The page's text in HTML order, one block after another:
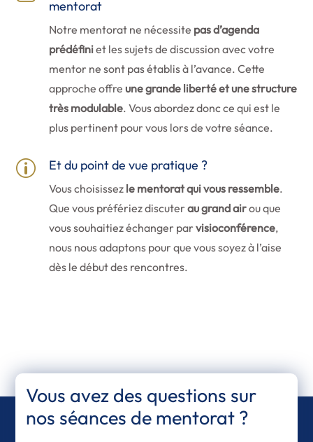
mentorat
Notre mentorat ne nécessite pas d’agenda
prédéfiniet les sujets de discussion avec votre
mentor ne sont pas établis à l’avance. Cette
approche offre unegrande liberté et une structure
très modulable. Vous abordez donc ce qui est le
plus pertinent pour vous lors de votre séance.
p Et du point de vue pratique ?
Vous choisissezle mentorat qui vous ressemble.
Que vous préfériez discuterau grand airou que
vous souhaitiez échanger parvisioconférence,
nous nous adaptons pour que vous soyez à l’aise
dès le début des rencontres.
Vous avez des questions sur
nos séances de mentorat ?